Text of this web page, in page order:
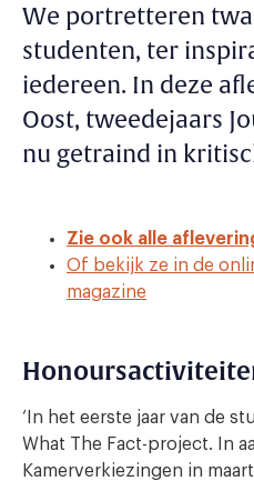
We portretteren
studenten, ter
iedereen. In deze
Oost, tweedejaars
nu getraind in
Zie ook alle
Of bekijk ze in de
magazine
‘In het eerste jaar van de
What The Fact-project. In
Kamerverkiezingen in